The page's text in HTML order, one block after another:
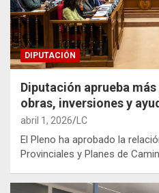
DIPUTACIÓN
Diputación aprueba
obras, inversiones y
abril 1, 2026 LC
El Pleno ha aprobado la
Provinciales y Planes de